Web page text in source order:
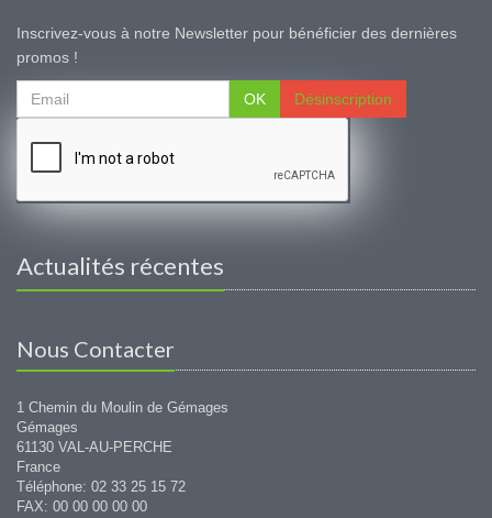
Inscrivez-vous à notre Newsletter pour bénéficier des dernières
promos !
OK Désinscription
Actualités récentes
Nous Contacter
1 Chemin du Moulin de Gémages
Gémages
61130 VAL-AU-PERCHE
France
Téléphone: 02 33 25 15 72
FAX: 00 00 00 00 00